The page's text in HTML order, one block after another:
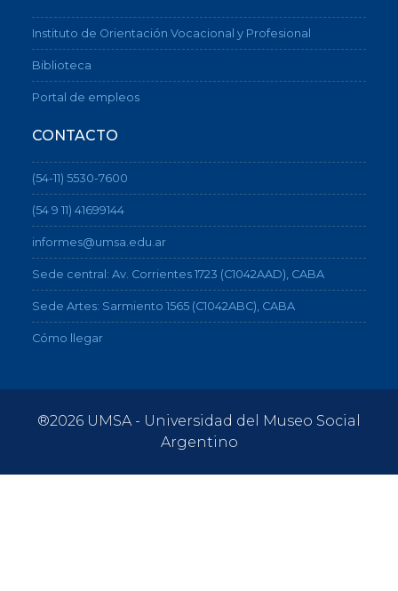
Instituto de Orientación Vocacional y Profesional
Biblioteca
Portal de empleos
CONTACTO
(54-11) 5530-7600
(54 9 11) 41699144
informes@umsa.edu.ar
Sede central: Av. Corrientes 1723 (C1042AAD), CABA
Sede Artes: Sarmiento 1565 (C1042ABC), CABA
Cómo llegar
®2026 UMSA - Universidad del Museo Social
Argentino